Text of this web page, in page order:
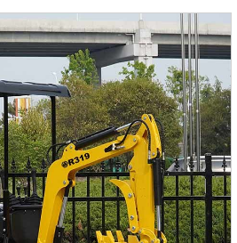
с бортовым поворотом RS041.
оснащен
двигателем, обеспечивающим
для сложных работ.